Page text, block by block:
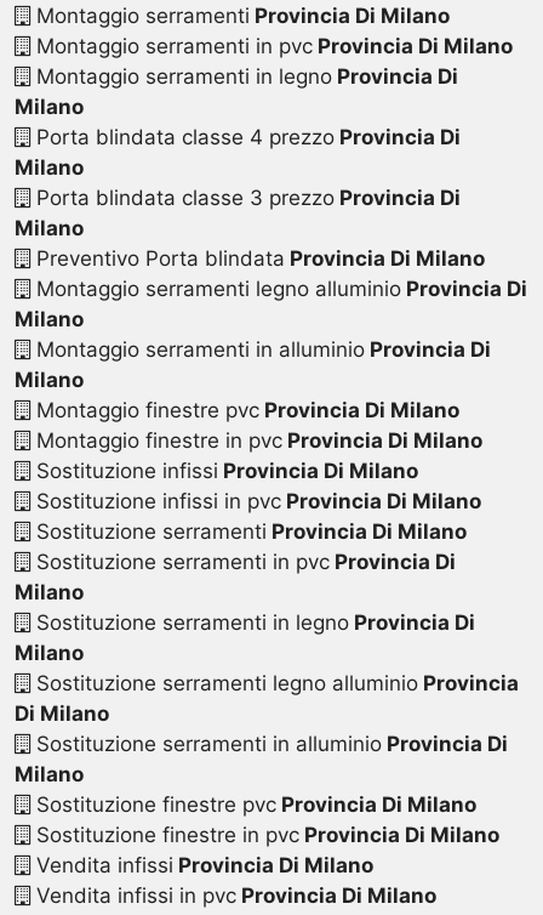
Montaggio serramenti Provincia Di Milano
Montaggio serramenti in pvcProvincia Di Milano
Montaggio serramenti in legnoProvincia Di
Milano
Porta blindata classe 4 prezzoProvincia Di
Milano
Porta blindata classe 3 prezzoProvincia Di
Milano
Preventivo Porta blindata Provincia Di Milano
Montaggio serramenti legno alluminioProvincia Di
Milano
Montaggio serramenti in alluminioProvincia Di
Milano
Montaggio finestre pvcProvincia Di Milano
Montaggio finestre in pvcProvincia Di Milano
Sostituzione infissi Provincia Di Milano
Sostituzione infissi in pvcProvincia Di Milano
Sostituzione serramenti Provincia Di Milano
Sostituzione serramenti in pvcProvincia Di
Milano
Sostituzione serramenti in legnoProvincia Di
Milano
Sostituzione serramenti legno alluminioProvincia
Di Milano
Sostituzione serramenti in alluminioProvincia Di
Milano
Sostituzione finestre pvcProvincia Di Milano
Sostituzione finestre in pvcProvincia Di Milano
Vendita infissi Provincia Di Milano
Vendita infissi in pvcProvincia Di Milano